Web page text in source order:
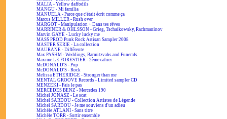
MALIA - Yellow daffodils
MANGU - Mi familia
MANUELA - Parce que c'était écrit comme ça
Marcus MILLER - Rush over
MARGOT - Manipulation + Dans tes rêves
MARRINER & OHLSSON - Grieg, Tschaikowsky, Rachmaninov
Marvin GAYE - Lucky lucky me
MASS PROD Punk Rock Artisan Sampler 2008
MASTER SERIE - La collection
MAURANE - Différente
Max PASHM - Weddings, Barmitzvahs and Funerals
Maxime LE FORESTIER - 2ème cahier
McDONALD'S - Pop
McDONALD'S - Rock
Melissa ETHERIDGE - Stronger than me
MENTAL GROOVE Records - Limited sampler CD
MENZEKI - Fais le pas
MERCEDES BENZ - Mercedes 190
Michel JONASZ - Le scat
Michel SARDOU - Collection Artistes de Légende
Michel SARDOU - Je me souviens d'un adieu
Michèle ATLANI - Sans titre
Michèle TORR - Sortir ensemble